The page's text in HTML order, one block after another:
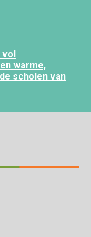
vol
warme,
scholen van